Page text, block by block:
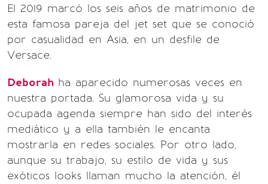
El 2019 marcó los seis años de matrimonio de
esta famosa pareja del jet set que se conoció
por casualidad en Asia, en un desfile de
Versace.
Deborah ha aparecido numerosas veces en
nuestra portada. Su glamorosa vida y su
ocupada agenda siempre han sido del interés
mediático y a ella también le encanta
mostrarla en redes sociales. Por otro lado,
aunque su trabajo, su estilo de vida y sus
exóticos looks llaman mucho la atención, él